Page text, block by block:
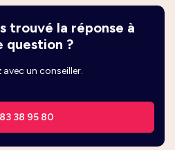
trouvé la réponse à
question ?
avec un conseiller.
38 95 80